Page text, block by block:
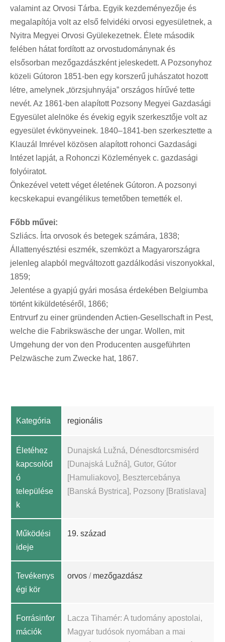
valamint az Orvosi Tárba. Egyik kezdeményezője és
megalapítója volt az első felvidéki orvosi egyesületnek, a
Nyitra Megyei Orvosi Gyülekezetnek. Élete második
felében hátat fordított az orvostudománynak és
elsősorban mezőgazdászként jeleskedett. A Pozsonyhoz
közeli Gútoron 1851-ben egy korszerű juhászatot hozott
létre, amelynek „törzsjuhnyája” országos hírűvé tette
nevét. Az 1861-ben alapított Pozsony Megyei Gazdasági
Egyesület alelnöke és évekig egyik szerkesztője volt az
egyesület évkönyveinek. 1840–1841-ben szerkesztette a
Klauzál Imrével közösen alapított rohonci Gazdasági
Intézet lapját, a Rohonczi Közlemények c. gazdasági
folyóiratot.
Önkezével vetett véget életének Gútoron. A pozsonyi
kecskekapui evangélikus temetőben temették el.
Főbb művei:
Szliács. Írta orvosok és betegek számára, 1838;
Állattenyésztési eszmék, szemközt a Magyarországra
jelenleg alapból megváltozott gazdálkodási viszonyokkal,
1859;
Jelentése a gyapjú gyári mosása érdekében Belgiumba
történt kiküldetéséről, 1866;
Entrvurf zu einer gründenden Actien-Gesellschaft in Pest,
welche die Fabrikswäsche der ungar. Wollen, mit
Umgehung der von den Producenten ausgeführten
Pelzwäsche zum Zwecke hat, 1867.
Kategória regionális
Életéhez
kapcsolód
ó
települése
k
Dunajská Lužná, Dénesdtorcsmisérd
[Dunajská Lužná], Gutor, Gútor
[Hamuliakovo], Besztercebánya
[Banská Bystrica], Pozsony [Bratislava]
Működési
ideje
19. század
Tevékenys
égi kör
orvos / mezőgazdász
Forrásinfor
mációk
Lacza Tihamér: A tudomány apostolai,
Magyar tudósok nyomában a mai